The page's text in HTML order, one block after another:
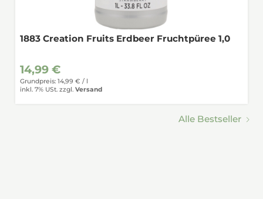
1883 Creation Fruits Erdbeer Fruchtpüree 1,0
14,99 €
Grundpreis: 14,99 € / l
inkl. 7% USt. zzgl. Versand
Alle Bestseller